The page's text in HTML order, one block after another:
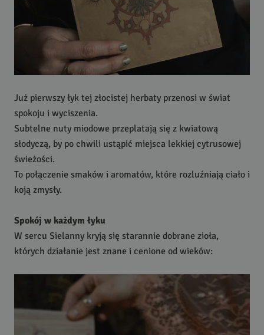
Już pierwszy łyk tej złocistej herbaty przenosi w świat
spokoju i wyciszenia.
Subtelne nuty miodowe przeplatają się z kwiatową
słodyczą, by po chwili ustąpić miejsca lekkiej cytrusowej
świeżości.
To połączenie smaków i aromatów, które rozluźniają ciało i
koją zmysły.
Spokój w każdym łyku
W sercu Sielanny kryją się starannie dobrane zioła,
których działanie jest znane i cenione od wieków: